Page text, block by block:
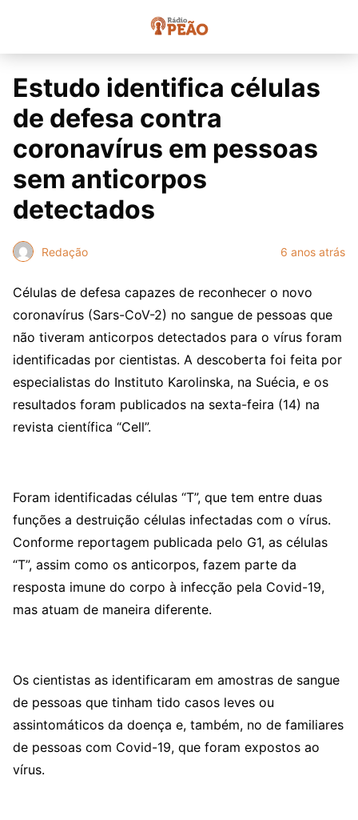
Estudo identifica células
de defesa contra
coronavírus em pessoas
sem anticorpos
detectados
Redação 6 anos atrás
Células de defesa capazes de reconhecer o novo
coronavírus (Sars-CoV-2) no sangue de pessoas que
não tiveram anticorpos detectados para o vírus foram
identificadas por cientistas. A descoberta foi feita por
especialistas do Instituto Karolinska, na Suécia, e os
resultados foram publicados na sexta-feira (14) na
revista científica “Cell”.
Foram identificadas células “T”, que tem entre duas
funções a destruição células infectadas com o vírus.
Conforme reportagem publicada pelo G1, as células
“T”, assim como os anticorpos, fazem parte da
resposta imune do corpo à infecção pela Covid-19,
mas atuam de maneira diferente.
Os cientistas as identificaram em amostras de sangue
de pessoas que tinham tido casos leves ou
assintomáticos da doença e, também, no de familiares
de pessoas com Covid-19, que foram expostos ao
vírus.